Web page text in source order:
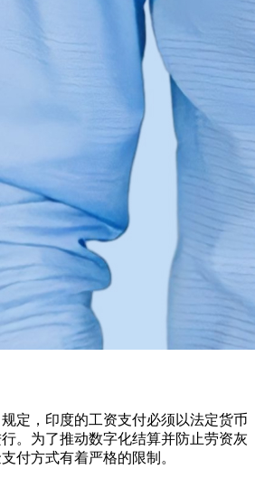
定，印度的工资支付必须以法定货币
。为了推动数字化结算并防止劳资灰
付方式有着严格的限制。